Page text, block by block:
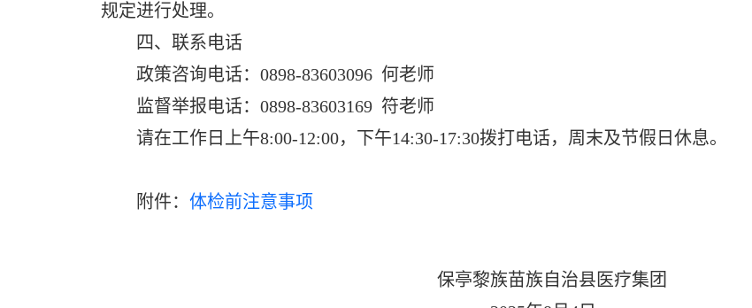
规定进行处理。
四、联系电话
政策咨询电话：0898-83603096 何老师
监督举报电话：0898-83603169 符老师
请在工作日上午8:00-12:00，下午14:30-17:30拨打电话，周末及节假日休息。
附件： 体检前注意事项
保亭黎族苗族自治县医疗集团